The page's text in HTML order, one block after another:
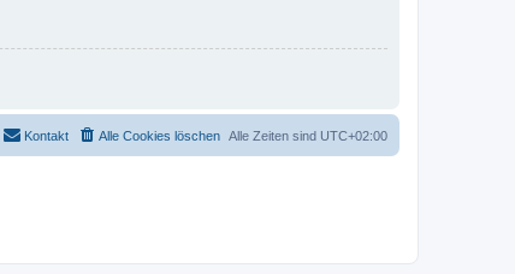
Alle Zeiten sind UTC+02:00
Alle Cookies löschen
Kontakt